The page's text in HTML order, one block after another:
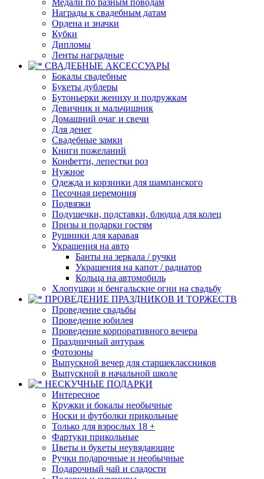
Медали по разным поводам
Награды к свадебным датам
Ордена и значки
Кубки
Дипломы
Ленты наградные
СВАДЕБНЫЕ АКСЕССУАРЫ
Бокалы свадебные
Букеты дублеры
Бутоньерки жениху и подружкам
Девичник и мальчишник
Домашний очаг и свечи
Для денег
Свадебные замки
Книги пожеланий
Конфетти, лепестки роз
Нужное
Одежда и корзинки для шампанского
Песочная церемония
Подвязки
Подушечки, подставки, блюдца для колец
Призы и подарки гостям
Рушники для каравая
Украшения на авто
Банты на зеркала / ручки
Украшения на капот / радиатор
Кольца на автомобиль
Хлопушки и бенгальские огни на свадьбу
ПРОВЕДЕНИЕ ПРАЗДНИКОВ И ТОРЖЕСТВ
Проведение свадьбы
Проведение юбилея
Проведение корпоративного вечера
Праздничный антураж
Фотозоны
Выпускной вечер для старшеклассников
Выпускной в начальной школе
НЕСКУЧНЫЕ ПОДАРКИ
Интересное
Кружки и бокалы необычные
Носки и футболки прикольные
Только для взрослых 18 +
Фартуки прикольные
Цветы и букеты неувядающие
Ручки подарочные и необычные
Подарочный чай и сладости